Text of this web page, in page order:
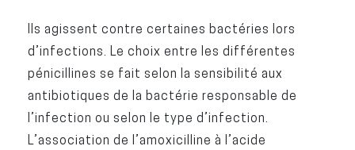
Ils agissent contre certaines bactéries lors
d’infections. Le choix entre les différentes
pénicillines se fait selon la sensibilité aux
antibiotiques de la bactérie responsable de
l’infection ou selon le type d’infection.
L’association de l’amoxicilline à l’acide